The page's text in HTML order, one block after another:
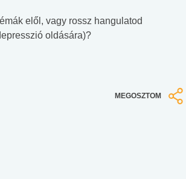
elől, vagy rossz hangulatod
oldására)?
MEGOSZTOM